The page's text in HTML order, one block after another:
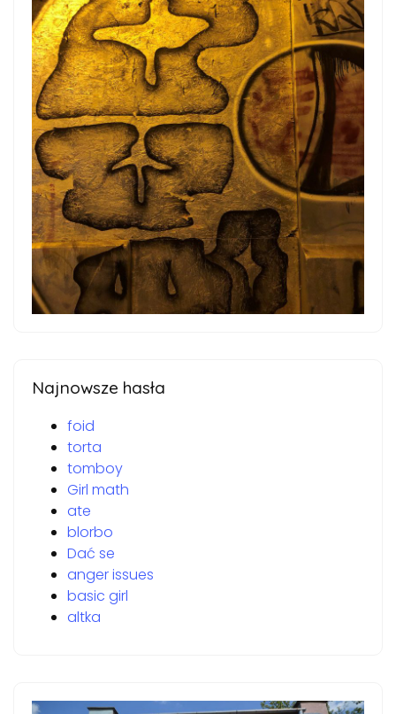
Najnowsze hasła
foid
torta
tomboy
Girl math
ate
blorbo
Dać se
anger issues
basic girl
altka